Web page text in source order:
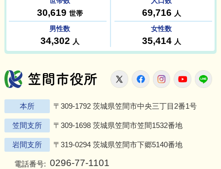
笠間市役所
X FacebookInstagram
本所 〒309-1792 茨城県笠間市中央三丁目2番1号
笠間支所 〒309-1698 茨城県笠間市笠間1532番地
岩間支所 〒319-0294 茨城県笠間市下郷5140番地
電話番号: 0296-77-1101